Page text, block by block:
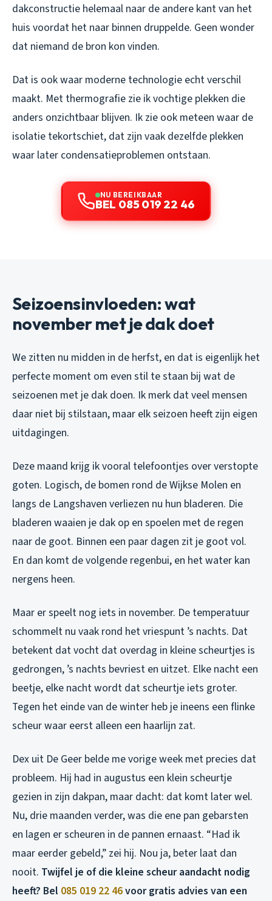
dakconstructie helemaal naar de andere kant van het
huis voordat het naar binnen druppelde. Geen wonder
dat niemand de bron kon vinden.
Dat is ook waar moderne technologie echt verschil
maakt. Met thermografie zie ik vochtige plekken die
anders onzichtbaar blijven. Ik zie ook meteen waar de
isolatie tekortschiet, dat zijn vaak dezelfde plekken
waar later condensatieproblemen ontstaan.
NU BEREIKBAAR
BEL 085 019 22 46
Seizoensinvloeden: wat
november met je dak doet
We zitten nu midden in de herfst, en dat is eigenlijk het
perfecte moment om even stil te staan bij wat de
seizoenen met je dak doen. Ik merk dat veel mensen
daar niet bij stilstaan, maar elk seizoen heeft zijn eigen
uitdagingen.
Deze maand krijg ik vooral telefoontjes over verstopte
goten. Logisch, de bomen rond de Wijkse Molen en
langs de Langshaven verliezen nu hun bladeren. Die
bladeren waaien je dak op en spoelen met de regen
naar de goot. Binnen een paar dagen zit je goot vol.
En dan komt de volgende regenbui, en het water kan
nergens heen.
Maar er speelt nog iets in november. De temperatuur
schommelt nu vaak rond het vriespunt ’s nachts. Dat
betekent dat vocht dat overdag in kleine scheurtjes is
gedrongen, ’s nachts bevriest en uitzet. Elke nacht een
beetje, elke nacht wordt dat scheurtje iets groter.
Tegen het einde van de winter heb je ineens een flinke
scheur waar eerst alleen een haarlijn zat.
Dex uit De Geer belde me vorige week met precies dat
probleem. Hij had in augustus een klein scheurtje
gezien in zijn dakpan, maar dacht: dat komt later wel.
Nu, drie maanden verder, was die ene pan gebarsten
en lagen er scheuren in de pannen ernaast. “Had ik
maar eerder gebeld,” zei hij. Nou ja, beter laat dan
nooit. Twijfel je of die kleine scheur aandacht nodig
heeft? Bel 085 019 22 46voor gratis advies van een